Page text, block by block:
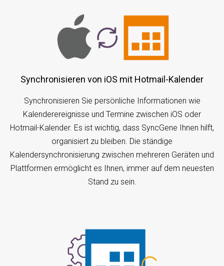
Synchronisieren von iOS mit Hotmail-Kalender
Synchronisieren Sie persönliche Informationen wie
Kalenderereignisse und Termine zwischen iOS oder
Hotmail-Kalender. Es ist wichtig, dass SyncGene Ihnen hilft,
organisiert zu bleiben. Die ständige
Kalendersynchronisierung zwischen mehreren Geräten und
Plattformen ermöglicht es Ihnen, immer auf dem neuesten
Stand zu sein.